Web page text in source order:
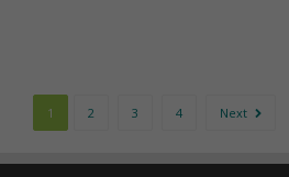
1 2 3 4 Next